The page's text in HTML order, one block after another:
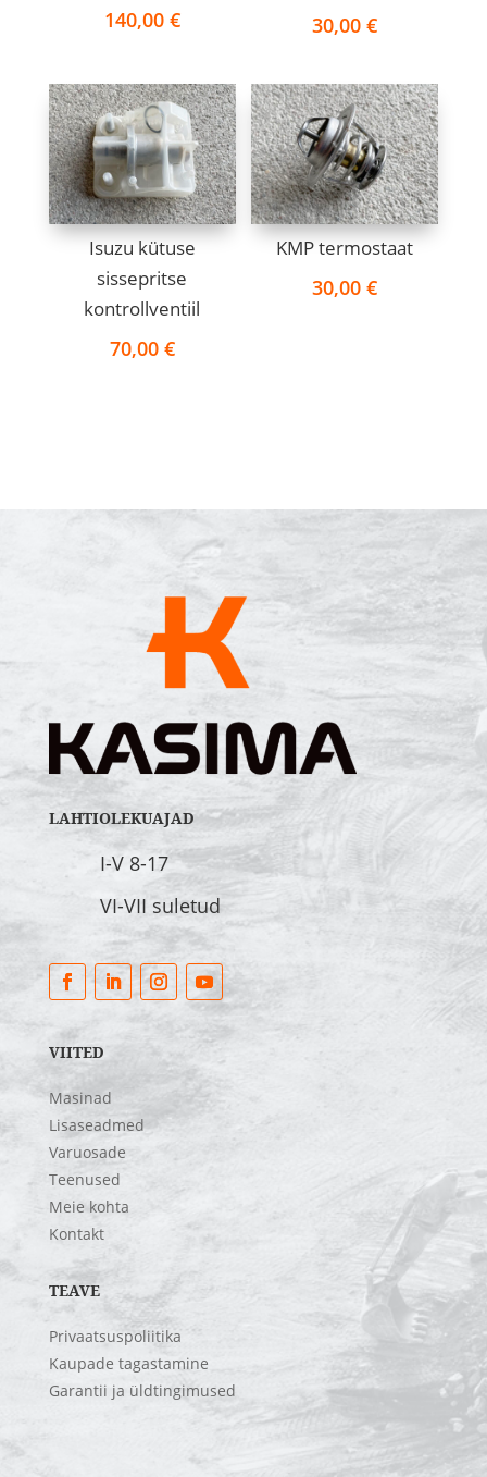
140,00 € 30,00€
Isuzu kütuse
sissepritse
kontrollventiil
70,00 €
KMP termostaat
30,00€
LAHTIOLEKUAJAD
I-V 8-17
VI-VII suletud
VIITED
Masinad
Lisaseadmed
Varuosade
Teenused
Meie kohta
Kontakt
TEAVE
Privaatsuspoliitika
Kaupade tagastamine
Garantii ja üldtingimused